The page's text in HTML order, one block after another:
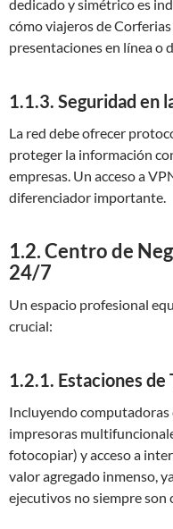
dedicado y simétrico es
cómo viajeros de
presentaciones en línea o
1.1.3. Seguridad en
La red debe ofrecer
proteger la información
empresas. Un acceso a
diferenciador importante.
1.2. Centro de
24/7
Un espacio profesional
crucial:
1.2.1. Estaciones de
Incluyendo
impresoras
fotocopiar) y acceso a
valor agregado inmenso,
ejecutivos no siempre son